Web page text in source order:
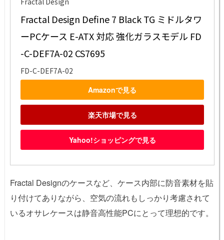
Fractal Design Define 7 Black TG ミドルタワ
ーPCケース E-ATX 対応 強化ガラスモデル FD
-C-DEF7A-02 CS7695
FD-C-DEF7A-02
Amazonで見る
楽天市場で見る
Yahoo!ショッピングで見る
Fractal Designのケースなど、ケース内部に防音素材を貼
り付けてありながら、空気の流れもしっかり考慮されて
いるオサレケースは静音高性能PCにとって理想的です。